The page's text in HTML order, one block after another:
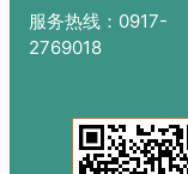
服务热线：0917-
2769018